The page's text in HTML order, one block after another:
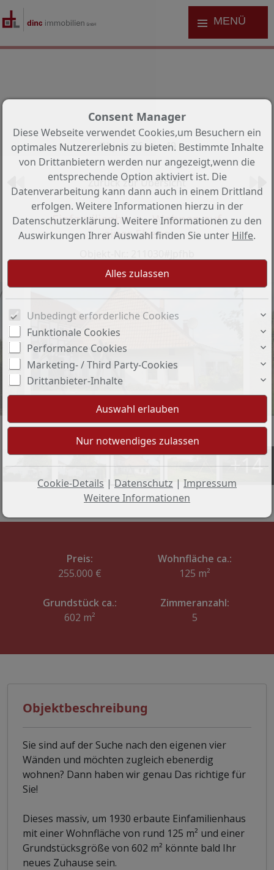
MENÜ
Objekt 36 von 49
Zurück zur Übersicht
Einfamilienhaus - Wohnen auf
einer Ebene
Hinteransicht
+14
Preis:
255.000 €
Wohnfläche ca.:
125 m²
Grundstück ca.:
602 m²
Zimmeranzahl:
5
Objektbeschreibung
Sie sind auf der Suche nach den eigenen vier
Wänden und möchten zugleich ebenerdig
wohnen? Dann haben wir genau Das richtige für
Sie!
Dieses massiv, um 1930 erbaute Einfamilienhaus
mit einer Wohnfläche von rund 125 m² und einer
Grundstücksgröße von 602 m² könnte bald Ihr
neues Zuhause sein.
Consent Manager
Diese Webseite verwendet Cookies,um Besuchern ein
optimales Nutzererlebnis zu bieten. Bestimmte Inhalte
von Drittanbietern werden nur angezeigt,wenn die
entsprechende Option aktiviert ist. Die
Datenverarbeitung kann dann auch in einem Drittland
erfolgen. Weitere Informationen hierzu in der
Datenschutzerklärung. Weitere Informationen zu den
Auswirkungen Ihrer Auswahl finden Sie unter Hilfe.
Unbedingt erforderliche Cookies
Funktionale Cookies
Performance Cookies
Marketing- / Third Party-Cookies
Drittanbieter-Inhalte
Cookie-Details | Datenschutz | Impressum
Weitere Informationen